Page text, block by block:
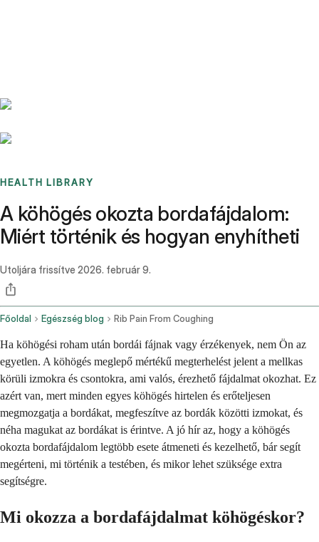
HEALTH LIBRARY
A köhögés okozta bordafájdalom:
Miért történik és hogyan enyhítheti
Utoljára frissítve 2026. február 9.
Főoldal Egészség blog Rib Pain From Coughing
Ha köhögési roham után bordái fájnak vagy érzékenyek, nem Ön az
egyetlen. A köhögés meglepő mértékű megterhelést jelent a mellkas
körüli izmokra és csontokra, ami valós, érezhető fájdalmat okozhat. Ez
azért van, mert minden egyes köhögés hirtelen és erőteljesen
megmozgatja a bordákat, megfeszítve az bordák közötti izmokat, és
néha magukat az bordákat is érintve. A jó hír az, hogy a köhögés
okozta bordafájdalom legtöbb esete átmeneti és kezelhető, bár segít
megérteni, mi történik a testében, és mikor lehet szüksége extra
segítségre.
Mi okozza a bordafájdalmat köhögéskor?